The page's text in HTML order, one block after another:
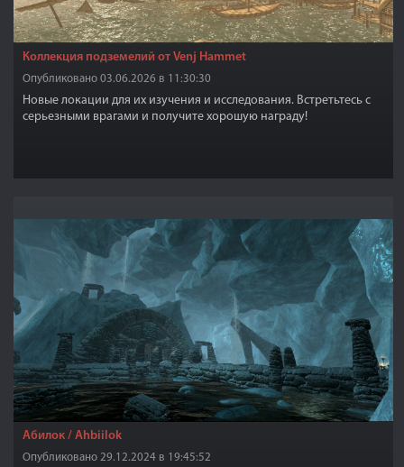
Коллекция подземелий от Venj Hammet
Опубликовано 03.06.2026 в 11:30:30
Новые локации для их изучения и исследования. Встретьтесь с
серьезными врагами и получите хорошую награду!
Абилок / Ahbiilok
Опубликовано 29.12.2024 в 19:45:52